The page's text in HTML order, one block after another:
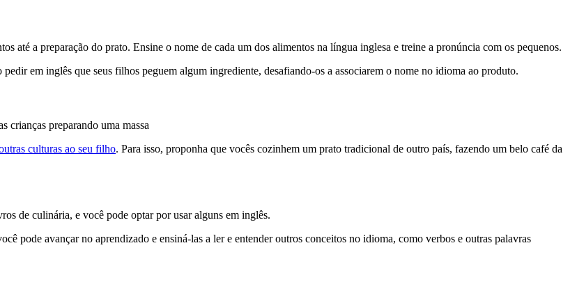
até a preparação do prato. Ensine o nome de cada um dos alimentos na língua inglesa e treine a pronúncia com os pequenos.
em inglês que seus filhos peguem algum ingrediente, desafiando-os a associarem o nome no idioma ao produto.
culturas ao seu filho. Para isso, proponha que vocês cozinhem um prato tradicional de outro país, fazendo um belo café da
de culinária, e você pode optar por usar alguns em inglês.
pode avançar no aprendizado e ensiná-las a ler e entender outros conceitos no idioma, como verbos e outras palavras